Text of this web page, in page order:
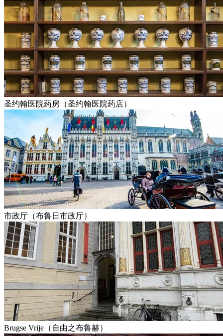
圣约翰医院药房（圣约翰医院药店）
市政厅（布鲁日市政厅）
Brugse Vrije（自由之布鲁赫）